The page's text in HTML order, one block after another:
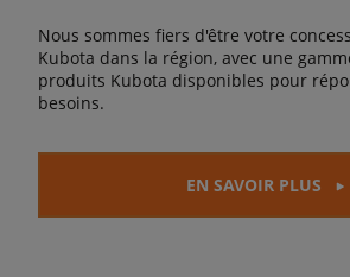
Nous sommes fiers d'être votre
Kubota dans la région, avec une
produits Kubota disponibles pour
besoins.
EN SAVOIR PLUS